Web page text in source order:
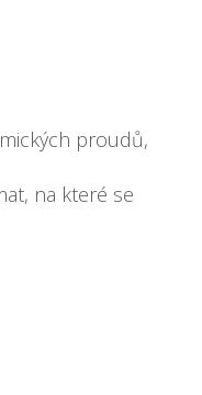
proudů,
na které se